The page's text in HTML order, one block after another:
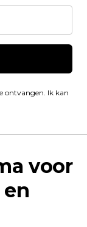
ontvangen. Ik kan
voor